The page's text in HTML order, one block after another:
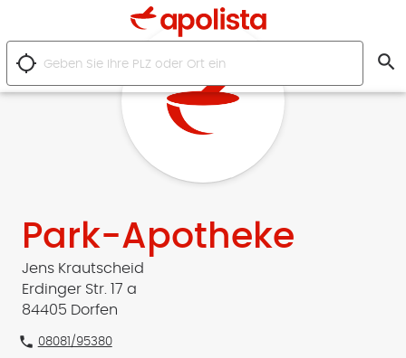
location_searching search
Park-Apotheke
Jens Krautscheid
Erdinger Str. 17 a
84405 Dorfen
phone 08081/95380